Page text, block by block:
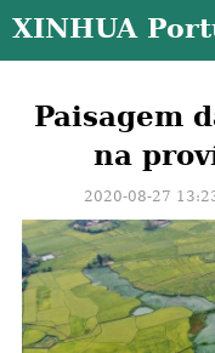
XINHUA
Paisagem
na
2020-08-27